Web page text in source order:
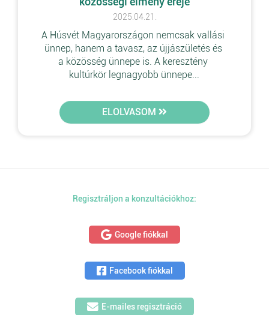
2025.04.21.
A Húsvét Magyarországon nemcsak vallási
ünnep, hanem a tavasz, az újjászületés és
a közösség ünnepe is. A keresztény
kultúrkör legnagyobb ünnepe...
ELOLVASOM
Regisztráljon a konzultációkhoz:
Google fiókkal
Facebook fiókkal
E-mailes regisztráció